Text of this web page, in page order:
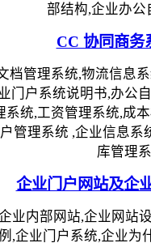
部结构,企业办公
CC 协同商务
档管理系统,物流信息
门户系统说明书,办公
系统,工资管理系统,成
管理系统 ,企业信息
库管理
企业门户网站及企
业内部网站,企业网站
,企业门户系统,企业为